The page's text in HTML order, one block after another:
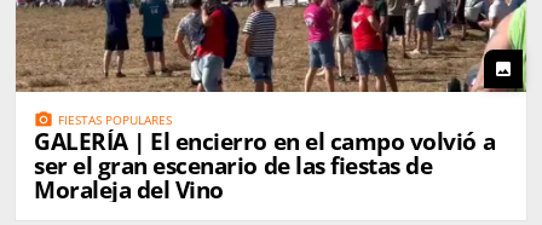
photo
photo_camera FIESTAS POPULARES
GALERÍA | El encierro en el campo volvió a
ser el gran escenario de las fiestas de
Moraleja del Vino